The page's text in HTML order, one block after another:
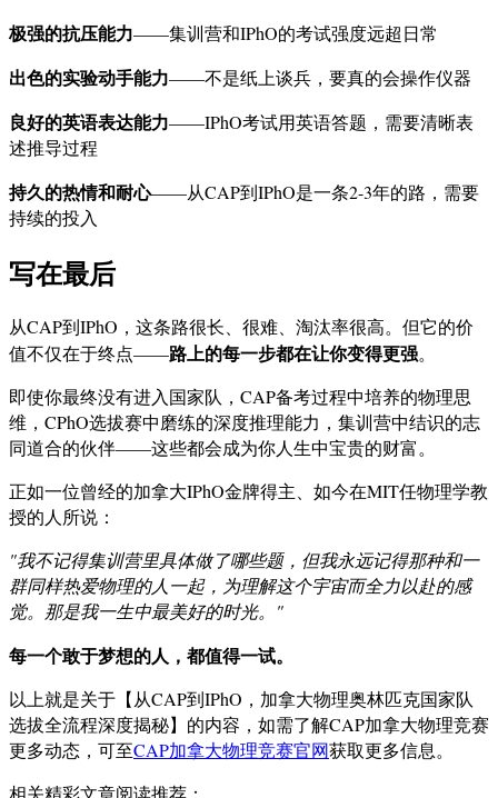
极强的抗压能力——集训营和IPhO的考试强度远超日常
出色的实验动手能力——不是纸上谈兵，要真的会操作仪器
良好的英语表达能力——IPhO考试用英语答题，需要清晰表
述推导过程
持久的热情和耐心——从CAP到IPhO是一条2-3年的路，需要
持续的投入
写在最后
从CAP到IPhO，这条路很长、很难、淘汰率很高。但它的价
值不仅在于终点——路上的每一步都在让你变得更强。
即使你最终没有进入国家队，CAP备考过程中培养的物理思
维，CPhO选拔赛中磨练的深度推理能力，集训营中结识的志
同道合的伙伴——这些都会成为你人生中宝贵的财富。
正如一位曾经的加拿大IPhO金牌得主、如今在MIT任物理学教
授的人所说：
"我不记得集训营里具体做了哪些题，但我永远记得那种和一
群同样热爱物理的人一起，为理解这个宇宙而全力以赴的感
觉。那是我一生中最美好的时光。"
每一个敢于梦想的人，都值得一试。
以上就是关于【从CAP到IPhO，加拿大物理奥林匹克国家队
选拔全流程深度揭秘】的内容，如需了解CAP加拿大物理竞赛
更多动态，可至CAP加拿大物理竞赛官网获取更多信息。
相关精彩文章阅读推荐：